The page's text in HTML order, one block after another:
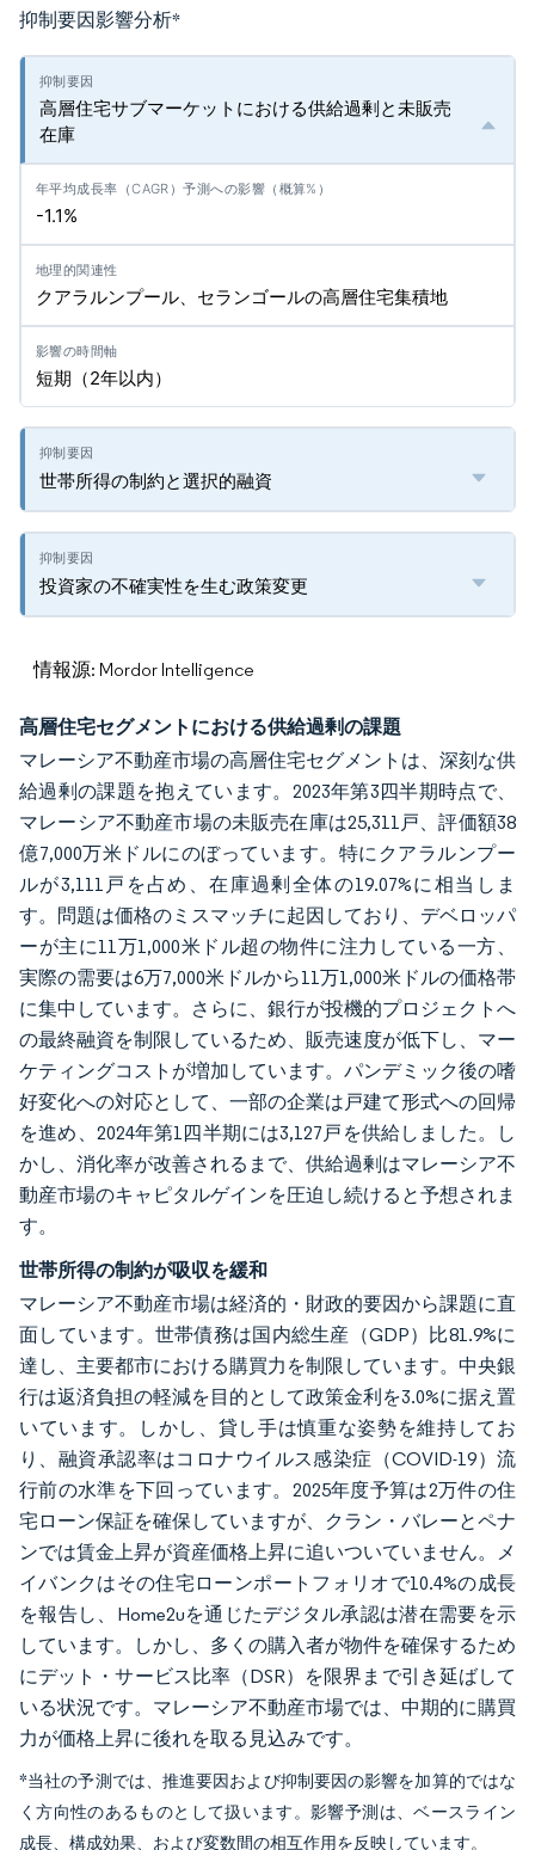
抑制要因影響分析*
高層住宅サブマーケットにおける供給過剰と未販売
在庫
-1.1%
クアラルンプール、セランゴールの高層住宅集積地
短期（2年以内）
世帯所得の制約と選択的融資
投資家の不確実性を生む政策変更
情報源: Mordor Intelligence
高層住宅セグメントにおける供給過剰の課題
マレーシア不動産市場の高層住宅セグメントは、深刻な供
給過剰の課題を抱えています。2023年第3四半期時点で、
マレーシア不動産市場の未販売在庫は25,311戸、評価額38
億7,000万米ドルにのぼっています。特にクアラルンプー
ルが3,111戸を占め、在庫過剰全体の19.07%に相当しま
す。問題は価格のミスマッチに起因しており、デベロッパ
ーが主に11万1,000米ドル超の物件に注力している一方、
実際の需要は6万7,000米ドルから11万1,000米ドルの価格帯
に集中しています。さらに、銀行が投機的プロジェクトへ
の最終融資を制限しているため、販売速度が低下し、マー
ケティングコストが増加しています。パンデミック後の嗜
好変化への対応として、一部の企業は戸建て形式への回帰
を進め、2024年第1四半期には3,127戸を供給しました。し
かし、消化率が改善されるまで、供給過剰はマレーシア不
動産市場のキャピタルゲインを圧迫し続けると予想されま
す。
世帯所得の制約が吸収を緩和
マレーシア不動産市場は経済的・財政的要因から課題に直
面しています。世帯債務は国内総生産（GDP）比81.9%に
達し、主要都市における購買力を制限しています。中央銀
行は返済負担の軽減を目的として政策金利を3.0%に据え置
いています。しかし、貸し手は慎重な姿勢を維持してお
り、融資承認率はコロナウイルス感染症（COVID-19）流
行前の水準を下回っています。2025年度予算は2万件の住
宅ローン保証を確保していますが、クラン・バレーとペナ
ンでは賃金上昇が資産価格上昇に追いついていません。メ
イバンクはその住宅ローンポートフォリオで10.4%の成長
を報告し、Home2uを通じたデジタル承認は潜在需要を示
しています。しかし、多くの購入者が物件を確保するため
にデット・サービス比率（DSR）を限界まで引き延ばして
いる状況です。マレーシア不動産市場では、中期的に購買
力が価格上昇に後れを取る見込みです。
*当社の予測では、推進要因および抑制要因の影響を加算的ではな
く方向性のあるものとして扱います。影響予測は、ベースライン
成長、構成効果、および変数間の相互作用を反映しています。